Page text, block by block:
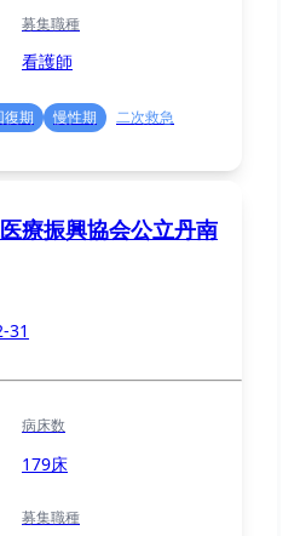
募集職種
看護師
復期 慢性期
二次救急
療振興協会公立丹南
31
病床数
179床
募集職種